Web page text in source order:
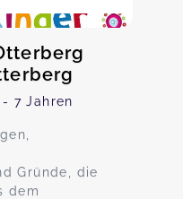
7 Jahren
Gründe, die
dem